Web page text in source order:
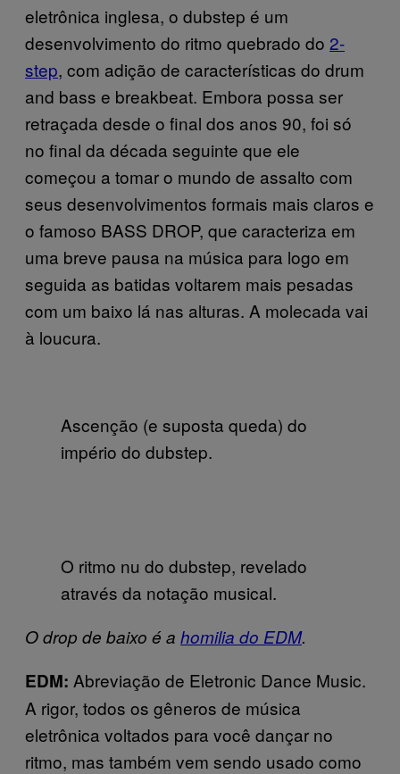
eletrônica inglesa, o dubstep é um
desenvolvimento do ritmo quebrado do 2-
step, com adição de características do drum
and bass e breakbeat. Embora possa ser
retraçada desde o final dos anos 90, foi só
no final da década seguinte que ele
começou a tomar o mundo de assalto com
seus desenvolvimentos formais mais claros e
o famoso BASS DROP, que caracteriza em
uma breve pausa na música para logo em
seguida as batidas voltarem mais pesadas
com um baixo lá nas alturas. A molecada vai
à loucura.
Ascenção (e suposta queda) do
império do dubstep.
O ritmo nu do dubstep, revelado
através da notação musical.
O drop de baixo é a homilia do EDM.
EDM: Abreviação de Eletronic Dance Music.
A rigor, todos os gêneros de música
eletrônica voltados para você dançar no
ritmo, mas também vem sendo usado como